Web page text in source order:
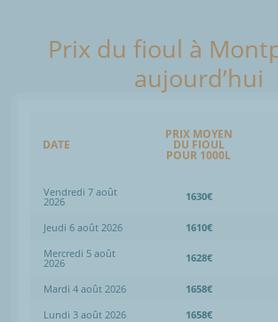
Prix du fioul à
aujourd’hui
DATE
PRIX MOYEN
DU FIOUL
POUR 1000L
Vendredi 7 août
2026 1630€
Jeudi 6 août 2026 1610€
Mercredi 5 août
2026 1628€
Mardi 4 août 2026 1658€
Lundi 3 août 2026
1658€